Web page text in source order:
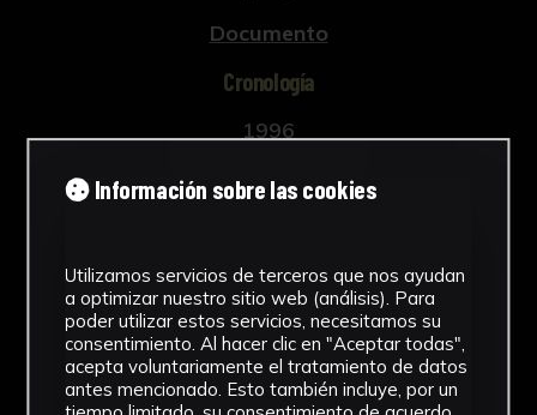
Documento
Cronología
1996
Ubicación
Dimensiones
37,5 x 19, 5 cm
Procedencia
Información sobre las cookies
Utilizamos servicios de terceros que nos ayudan
a optimizar nuestro sitio web (análisis). Para
poder utilizar estos servicios, necesitamos su
consentimiento. Al hacer clic en "Aceptar todas",
acepta voluntariamente el tratamiento de datos
antes mencionado. Esto también incluye, por un